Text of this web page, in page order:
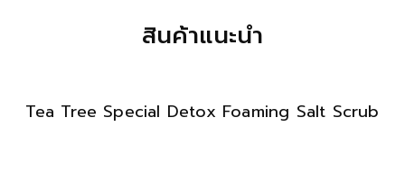
สินค้าแนะนำ
Tea Tree Special Detox Foaming Salt Scrub